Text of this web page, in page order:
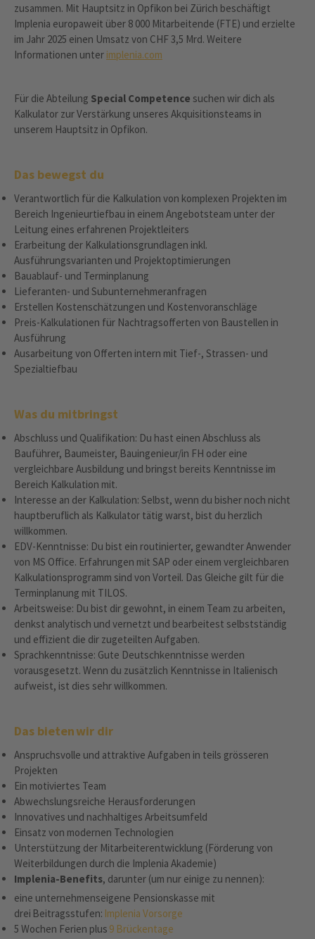
zusammen. Mit Hauptsitz in Opfikon bei Zürich beschäftigt
Implenia europaweit über 8 000 Mitarbeitende (FTE) und erzielte
im Jahr 2025 einen Umsatz von CHF 3,5 Mrd. Weitere
Informationen unter implenia.com
Für die Abteilung Special Competence suchen wir dich als
Kalkulator zur Verstärkung unseres Akquisitionsteams in
unserem Hauptsitz in Opfikon.
Das bewegst du
Verantwortlich für die Kalkulation von komplexen Projekten im
Bereich Ingenieurtiefbau in einem Angebotsteam unter der
Leitung eines erfahrenen Projektleiters
Erarbeitung der Kalkulationsgrundlagen inkl.
Ausführungsvarianten und Projektoptimierungen
Bauablauf- und Terminplanung
Lieferanten- und Subunternehmeranfragen
Erstellen Kostenschätzungen und Kostenvoranschläge
Preis-Kalkulationen für Nachtragsofferten von Baustellen in
Ausführung
Ausarbeitung von Offerten intern mit Tief-, Strassen- und
Spezialtiefbau
Was du mitbringst
Abschluss und Qualifikation: Du hast einen Abschluss als
Bauführer, Baumeister, Bauingenieur/in FH oder eine
vergleichbare Ausbildung und bringst bereits Kenntnisse im
Bereich Kalkulation mit.
Interesse an der Kalkulation: Selbst, wenn du bisher noch nicht
hauptberuflich als Kalkulator tätig warst, bist du herzlich
willkommen.
EDV-Kenntnisse: Du bist ein routinierter, gewandter Anwender
von MS Office. Erfahrungen mit SAP oder einem vergleichbaren
Kalkulationsprogramm sind von Vorteil. Das Gleiche gilt für die
Terminplanung mit TILOS.
Arbeitsweise: Du bist dir gewohnt, in einem Team zu arbeiten,
denkst analytisch und vernetzt und bearbeitest selbstständig
und effizient die dir zugeteilten Aufgaben.
Sprachkenntnisse: Gute Deutschkenntnisse werden
vorausgesetzt. Wenn du zusätzlich Kenntnisse in Italienisch
aufweist, ist dies sehr willkommen.
Das bieten wir dir
Anspruchsvolle und attraktive Aufgaben in teils grösseren
Projekten
Ein motiviertes Team
Abwechslungsreiche Herausforderungen
Innovatives und nachhaltiges Arbeitsumfeld
Einsatz von modernen Technologien
Unterstützung der Mitarbeiterentwicklung (Förderung von
Weiterbildungen durch die Implenia Akademie)
Implenia-Benefits, darunter (um nur einige zu nennen):
eine unternehmenseigene Pensionskasse mit
drei Beitragsstufen: Implenia Vorsorge
5 Wochen Ferien plus 9 Brückentage